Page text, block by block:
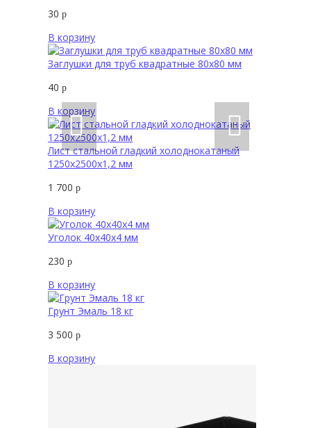
30 р
В корзину
Заглушки для труб квадратные 80х80 мм
40 р
В корзину
Лист стальной гладкий холоднокатаный
1250х2500х1,2 мм
1 700 р
В корзину
Уголок 40х40х4 мм
230 р
В корзину
Грунт Эмаль 18 кг
3 500 р
В корзину